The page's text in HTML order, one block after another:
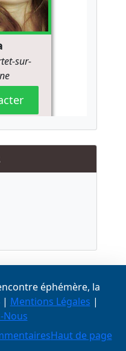
éphémère, la
| Mentions Légales |
Nous
Haut de page